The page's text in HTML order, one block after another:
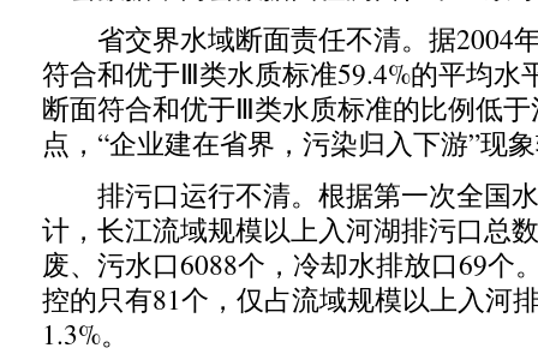
省交界水域断面责任不清。据2004
符合和优于Ⅲ类水质标准59.4%的平均水
断面符合和优于Ⅲ类水质标准的比例低
点，“企业建在省界，污染归入下游”现
排污口运行不清。根据第一次全国
计，长江流域规模以上入河湖排污口总
废、污水口6088个，冷却水排放口69个
控的只有81个，仅占流域规模以上入河
1.3%。